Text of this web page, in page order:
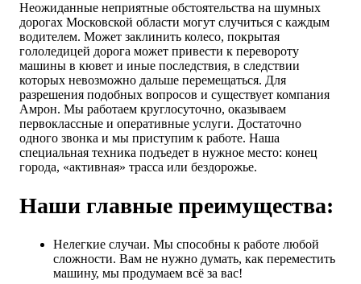
Неожиданные неприятные обстоятельства на шумных
дорогах Московской области могут случиться с каждым
водителем. Может заклинить колесо, покрытая
гололедицей дорога может привести к перевороту
машины в кювет и иные последствия, в следствии
которых невозможно дальше перемещаться. Для
разрешения подобных вопросов и существует компания
Амрон. Мы работаем круглосуточно, оказываем
первоклассные и оперативные услуги. Достаточно
одного звонка и мы приступим к работе. Наша
специальная техника подъедет в нужное место: конец
города, «активная» трасса или бездорожье.
Наши главные преимущества:
Нелегкие случаи. Мы способны к работе любой
сложности. Вам не нужно думать, как переместить
машину, мы продумаем всё за вас!